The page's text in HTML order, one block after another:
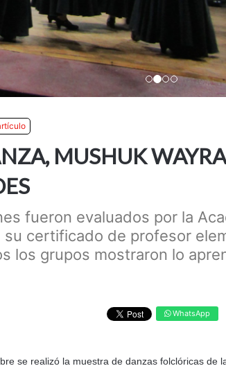
MUSHUK
fueron evaluados por la
certificado de profesor
los grupos mostraron lo
WhatsApp
se realizó la muestra de danzas folclóricas de